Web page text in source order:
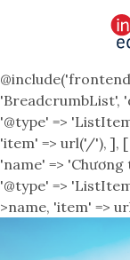
'BreadcrumbList',
'@type' =>
'item' => url('/'), ],
'name' =>
'@type' =>
>name, 'item' =>